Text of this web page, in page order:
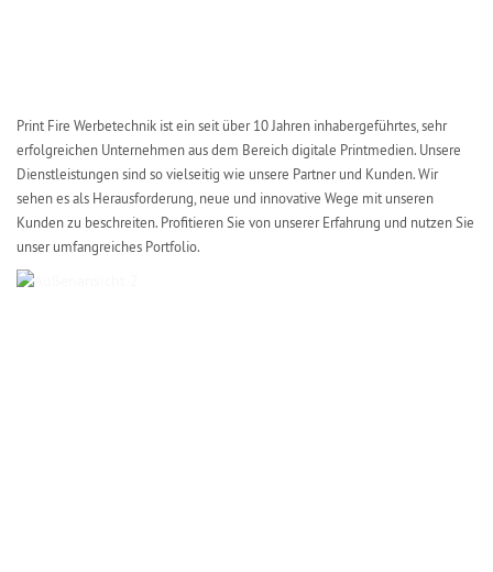
Print Fire Werbetechnik ist ein seit über 10 Jahren inhabergeführtes, sehr
erfolgreichen Unternehmen aus dem Bereich digitale Printmedien. Unsere
Dienstleistungen sind so vielseitig wie unsere Partner und Kunden. Wir
sehen es als Herausforderung, neue und innovative Wege mit unseren
Kunden zu beschreiten. Profitieren Sie von unserer Erfahrung und nutzen Sie
unser umfangreiches Portfolio.